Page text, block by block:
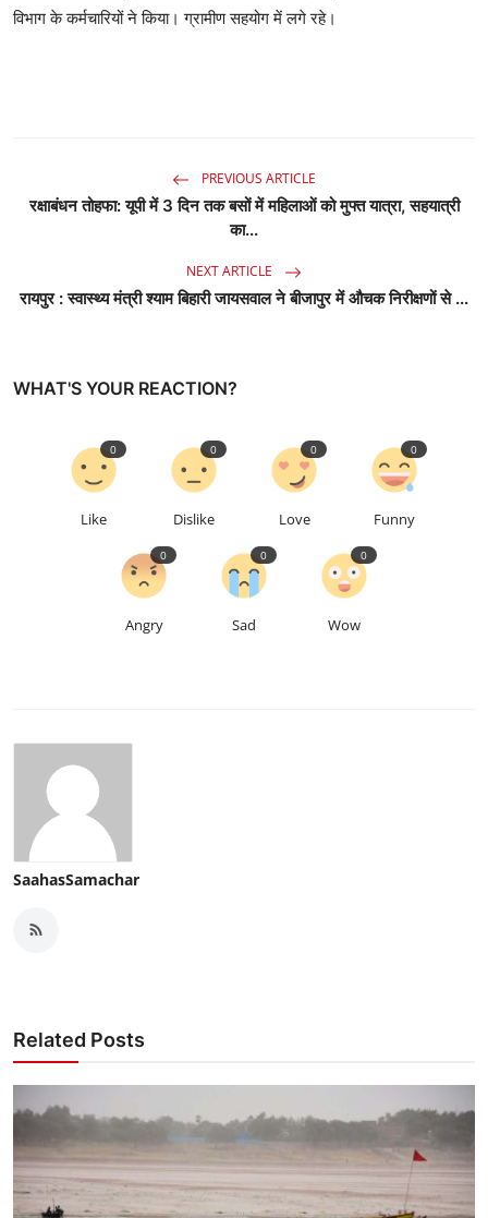
विभाग के कर्मचारियों ने किया। ग्रामीण सहयोग में लगे रहे।
PREVIOUS ARTICLE
रक्षाबंधन तोहफा: यूपी में 3 दिन तक बसों में महिलाओं को मुफ्त यात्रा, सहयात्री
का...
NEXT ARTICLE
रायपुर : स्वास्थ्य मंत्री श्याम बिहारी जायसवाल ने बीजापुर में औचक निरीक्षणों से ...
WHAT'S YOUR REACTION?
Like
0
Dislike
0
Love
0
Funny
0
Angry
0
Sad
0
Wow
0
SaahasSamachar
Related Posts